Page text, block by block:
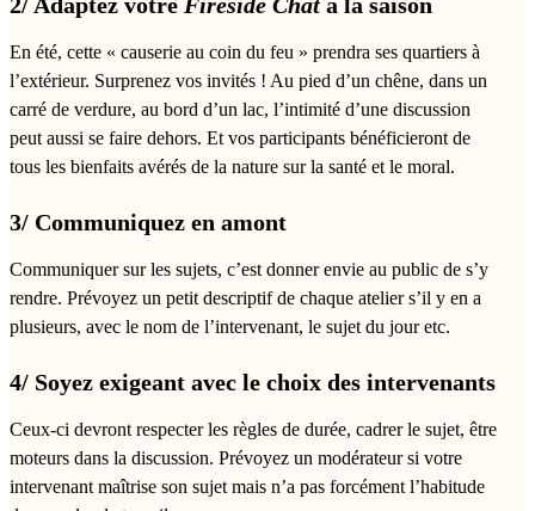
En été, cette « causerie au coin du feu » prendra ses quartiers à
l’extérieur. Surprenez vos invités ! Au pied d’un chêne, dans un
carré de verdure, au bord d’un lac, l’intimité d’une discussion
peut aussi se faire dehors. Et vos participants bénéficieront de
tous les bienfaits avérés de la nature sur la santé et le moral.
3/ Communiquez en amont
Communiquer sur les sujets, c’est donner envie au public de s’y
rendre. Prévoyez un petit descriptif de chaque atelier s’il y en a
plusieurs, avec le nom de l’intervenant, le sujet du jour etc.
4/ Soyez exigeant avec le choix des intervenants
Ceux-ci devront respecter les règles de durée, cadrer le sujet, être
moteurs dans la discussion. Prévoyez un modérateur si votre
intervenant maîtrise son sujet mais n’a pas forcément l’habitude